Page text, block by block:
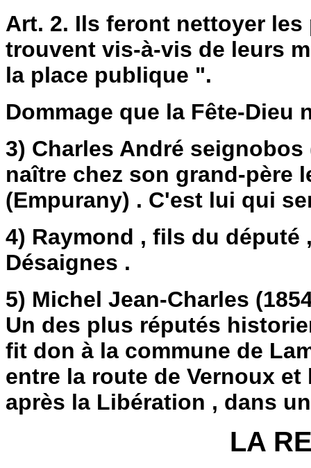
Art. 2. Ils feront nettoyer
trouvent vis-à-vis de leurs
la place publique ".
Dommage que la Fête-
3) Charles André
naître chez son grand-père
(Empurany) . C'est lui qui
4) Raymond , fils du député
Désaignes .
5) Michel Jean-Charles
Un des plus réputés
fit don à la commune de
entre la route de Vernoux
après la Libération , dans
LA